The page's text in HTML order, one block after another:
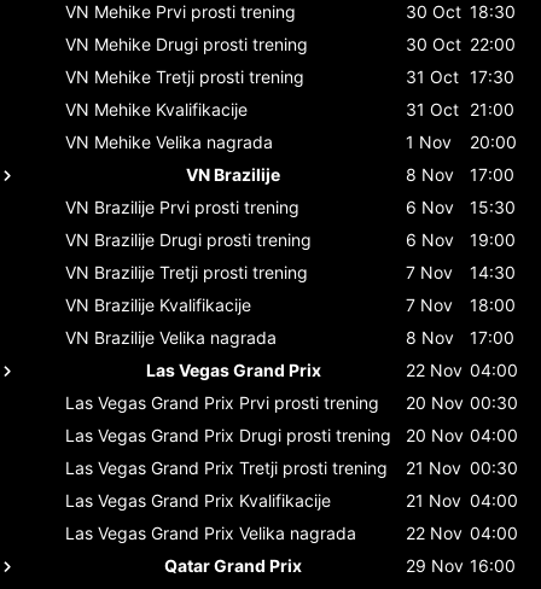
VN Mehike Prvi prosti trening 30 Oct 18:30
VN Mehike Drugi prosti trening 30 Oct 22:00
VN Mehike Tretji prosti trening 31 Oct 17:30
VN Mehike Kvalifikacije 31 Oct 21:00
VN Mehike Velika nagrada 1 Nov
20:00
VN Brazilije
8 Nov
17:00
VN Brazilije Prvi prosti trening 6 Nov
15:30
VN Brazilije Drugi prosti trening 6 Nov
19:00
VN Brazilije Tretji prosti trening 7 Nov
14:30
VN Brazilije Kvalifikacije 7 Nov
18:00
VN Brazilije Velika nagrada 8 Nov
17:00
Las Vegas Grand Prix
22 Nov 04:00
Las Vegas Grand Prix Prvi prosti trening 20 Nov 00:30
Las Vegas Grand Prix Drugi prosti trening 20 Nov 04:00
Las Vegas Grand Prix Tretji prosti trening 21 Nov 00:30
Las Vegas Grand Prix Kvalifikacije 21 Nov 04:00
Las Vegas Grand Prix Velika nagrada 22 Nov 04:00
Qatar Grand Prix
29 Nov 16:00